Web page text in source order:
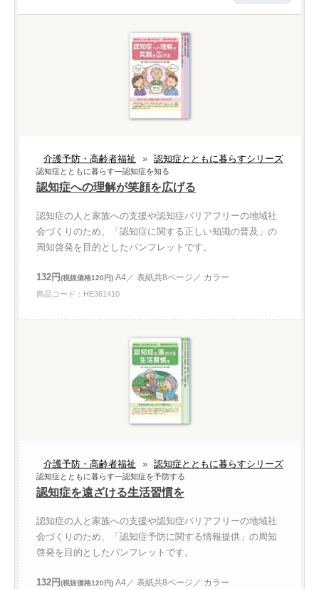
介護予防・高齢者福祉 » 認知症とともに暮らすシリーズ
認知症とともに暮らす—認知症を知る
認知症への理解が笑顔を広げる
認知症の人と家族への支援や認知症バリアフリーの地域社
会づくりのため、「認知症に関する正しい知識の普及」の
周知啓発を目的としたパンフレットです。
132円(税抜価格120円) A4／ 表紙共8ページ／ カラー
商品コード：HE361410
介護予防・高齢者福祉 » 認知症とともに暮らすシリーズ
認知症とともに暮らす—認知症を予防する
認知症を遠ざける生活習慣を
認知症の人と家族への支援や認知症バリアフリーの地域社
会づくりのため、「認知症予防に関する情報提供」の周知
啓発を目的としたパンフレットです。
132円(税抜価格120円) A4／ 表紙共8ページ／ カラー